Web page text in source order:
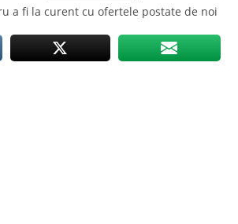
a fi la curent cu ofertele postate de noi